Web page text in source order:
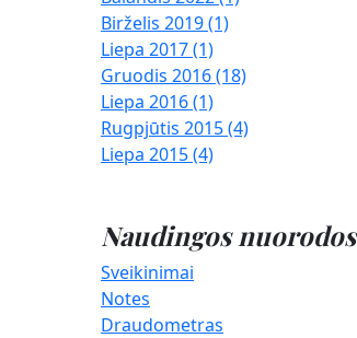
Birželis 2019 (1)
Liepa 2017 (1)
Gruodis 2016 (18)
Liepa 2016 (1)
Rugpjūtis 2015 (4)
Liepa 2015 (4)
Naudingos nuorodos
Sveikinimai
Notes
Draudometras